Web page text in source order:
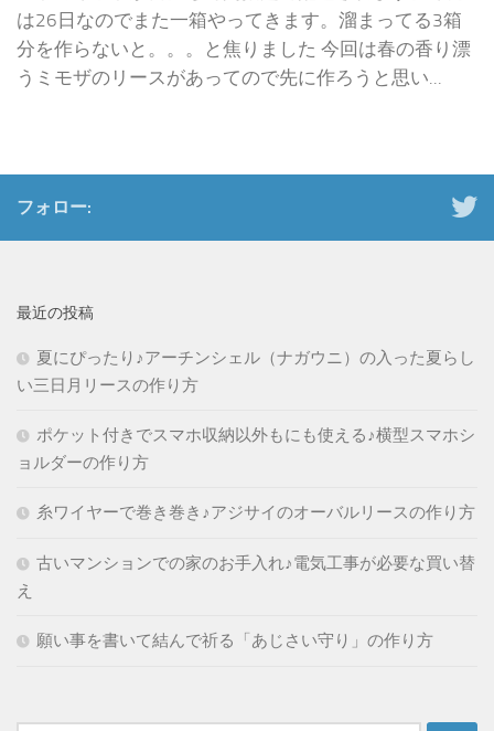
は26日なのでまた一箱やってきます。溜まってる3箱
分を作らないと。。。と焦りました 今回は春の香り漂
うミモザのリースがあってので先に作ろうと思い...
フォロー:
最近の投稿
夏にぴったり♪アーチンシェル（ナガウニ）の入った夏らし
い三日月リースの作り方
ポケット付きでスマホ収納以外もにも使える♪横型スマホシ
ョルダーの作り方
糸ワイヤーで巻き巻き♪アジサイのオーバルリースの作り方
古いマンションでの家のお手入れ♪電気工事が必要な買い替
え
願い事を書いて結んで祈る「あじさい守り」の作り方